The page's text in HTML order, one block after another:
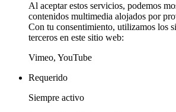
Al aceptar estos servicios, podemos
contenidos multimedia alojados por
Con tu consentimiento, utilizamos los
terceros en este sitio web:
Vimeo, YouTube
Requerido
Siempre activo